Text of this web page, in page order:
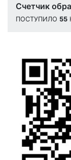
Счетчик
ПОСТУПИЛО 55